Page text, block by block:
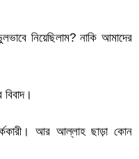
নিয়েছিলাম? নাকি আমাদের
আর আল্লাহ ছাড়া কোন